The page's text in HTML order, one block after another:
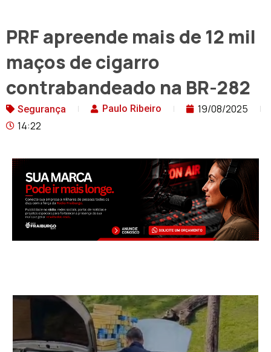
PRF apreende mais de 12 mil
maços de cigarro
contrabandeado na BR-282
Segurança Paulo Ribeiro
19/08/2025
14:22